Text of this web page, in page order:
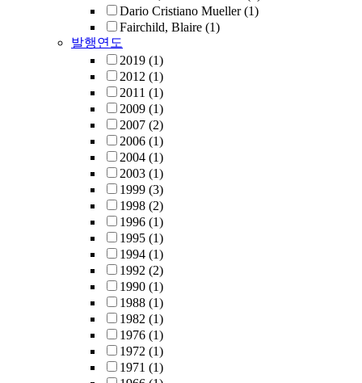
Dario Cristiano Mueller (1)
Fairchild, Blaire (1)
발행연도
2019 (1)
2012 (1)
2011 (1)
2009 (1)
2007 (2)
2006 (1)
2004 (1)
2003 (1)
1999 (3)
1998 (2)
1996 (1)
1995 (1)
1994 (1)
1992 (2)
1990 (1)
1988 (1)
1982 (1)
1976 (1)
1972 (1)
1971 (1)